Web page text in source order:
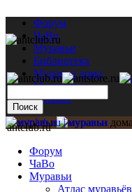
Форум
ЧаВо
Муравьи
Библиотека
Муравьи дома
Мастерская
Каталог
antclub.ru
Форум
ЧаВо
Муравьи
Атлас муравьёв